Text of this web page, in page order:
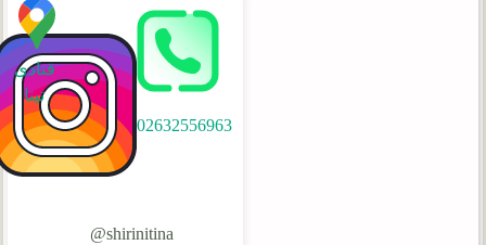
02632556963
shirinitina@
قنادی
تینا